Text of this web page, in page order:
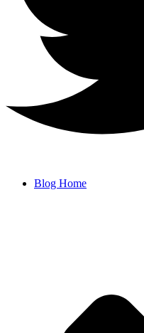
Blog Home